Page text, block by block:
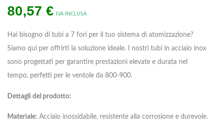
80,57 € IVA INCLUSA
Hai bisogno di tubi a 7 fori per il tuo sistema di atomizzazione?
Siamo qui per offrirti la soluzione ideale. I nostri tubi in acciaio inox
sono progettati per garantire prestazioni elevate e durata nel
tempo, perfetti per le ventole da 800-900.
Dettagli del prodotto:
Materiale: Acciaio inossidabile, resistente alla corrosione e durevole.